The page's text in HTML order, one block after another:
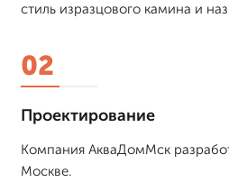
стиль изразцового камина и
02
Проектирование
Компания АкваДомМск
Москве.